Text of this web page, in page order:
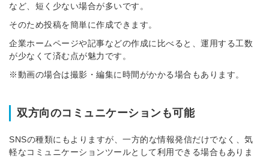
など、短く少ない場合が多いです。
そのため投稿を簡単に作成できます。
企業ホームページや記事などの作成に比べると、運用する工数
が少なくて済む点が魅力です。
※動画の場合は撮影・編集に時間がかかる場合もあります。
双方向のコミュニケーションも可能
SNSの種類にもよりますが、一方的な情報発信だけでなく、気
軽なコミュニケーションツールとして利用できる場合もありま
簡単10秒！無料会員登録